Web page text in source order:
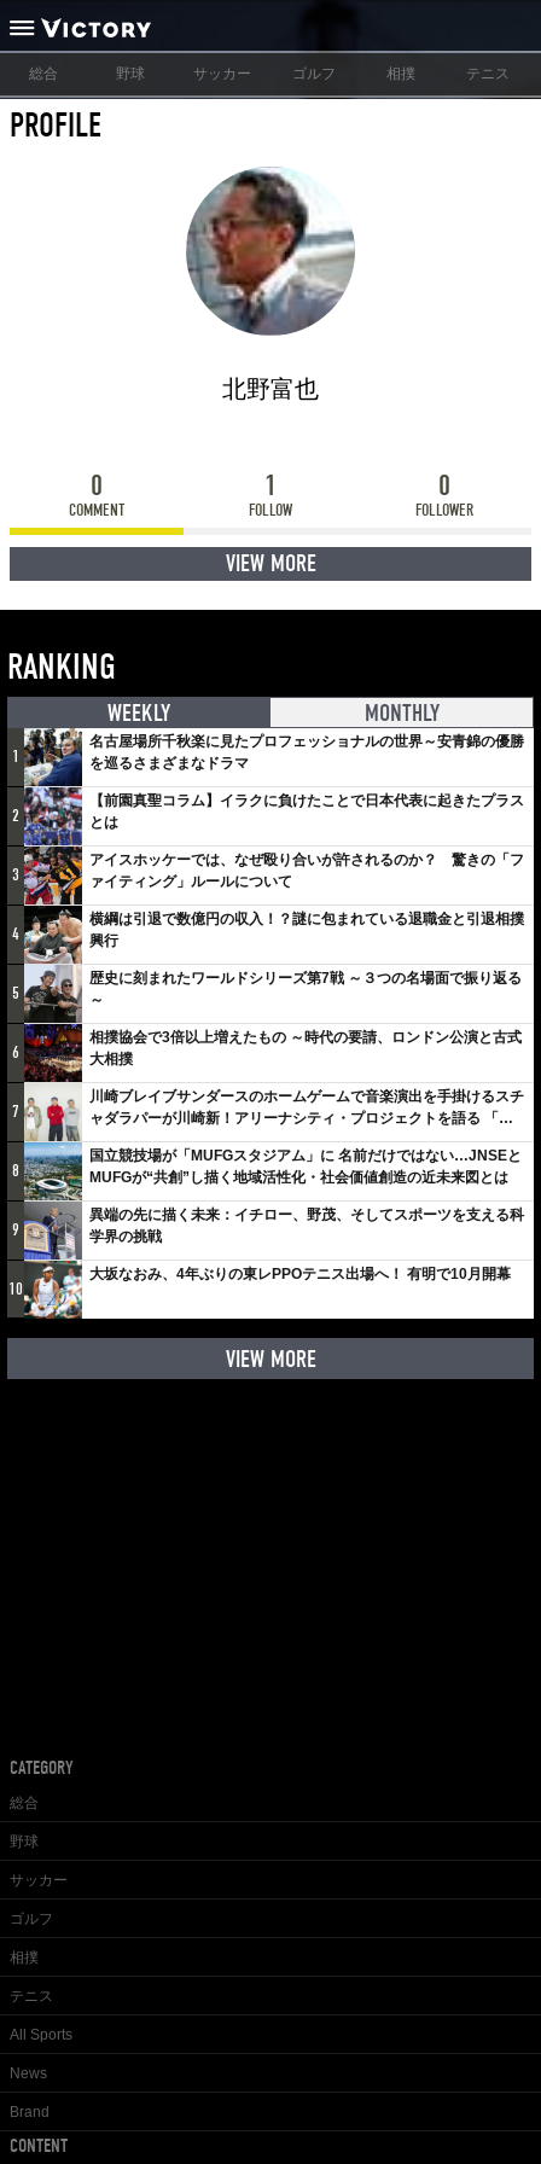
総合 野球 サッカー ゴルフ 相撲 テニス
PROFILE
北野富也
0
COMMENT
1
FOLLOW
0
FOLLOWER
VIEW MORE
RANKING
WEEKLY MONTHLY
1
名古屋場所千秋楽に見たプロフェッショナルの世界～安青錦の優勝
を巡るさまざまなドラマ
2
【前園真聖コラム】イラクに負けたことで日本代表に起きたプラス
とは
3
アイスホッケーでは、なぜ殴り合いが許されるのか？ 驚きの「フ
ァイティング」ルールについて
4
横綱は引退で数億円の収入！？謎に包まれている退職金と引退相撲
興行
5
歴史に刻まれたワールドシリーズ第7戦 ～３つの名場面で振り返る
～
6
相撲協会で3倍以上増えたもの ～時代の要請、ロンドン公演と古式
大相撲
7
川崎ブレイブサンダースのホームゲームで音楽演出を手掛けるスチ
ャダラパーが川崎新！アリーナシティ・プロジェクトを語る 「楽
しみでしかないでしょ。川崎は、ずっと成長曲線だから」
8
国立競技場が「MUFGスタジアム」に 名前だけではない…JNSEと
MUFGが“共創”し描く地域活性化・社会価値創造の近未来図とは
9
異端の先に描く未来：イチロー、野茂、そしてスポーツを支える科
学界の挑戦
10
大坂なおみ、4年ぶりの東レPPOテニス出場へ！ 有明で10月開幕
VIEW MORE
CATEGORY
総合
野球
サッカー
ゴルフ
相撲
テニス
All Sports
News
Brand
CONTENT